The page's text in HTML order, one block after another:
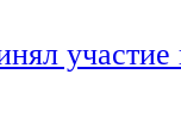
участие